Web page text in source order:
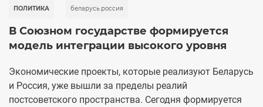
ПОЛИТИКА беларусь.россия
В Союзном государстве формируется
модель интеграции высокого уровня
Экономические проекты, которые реализуют Беларусь
и Россия, уже вышли за пределы реалий
постсоветского пространства. Сегодня формируется